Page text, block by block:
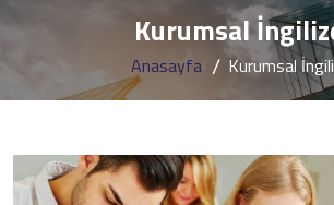
Kurumsal
Anasayfa Kurumsal